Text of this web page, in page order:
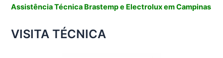
Assistência Técnica Brastemp e Electrolux em Campinas
VISITA TÉCNICA